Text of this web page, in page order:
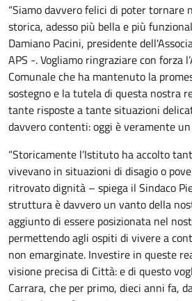
“Siamo davvero felici di poter tornare
storica, adesso più bella e più
Damiano Pacini, presidente
APS -. Vogliamo ringraziare con forza
Comunale che ha mantenuto la
sostegno e la tutela di questa nostra
tante risposte a tante situazioni
davvero contenti: oggi è veramente un
“Storicamente l’Istituto ha accolto
vivevano in situazioni di disagio o
ritrovato dignità – spiega il Sindaco
struttura è davvero un vanto della
aggiunto di essere posizionata nel
permettendo agli ospiti di vivere a
non emarginate. Investire in queste
visione precisa di Città: e di questo
Carrara, che per primo, dieci anni fa,